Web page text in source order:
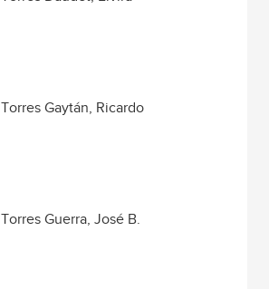
Torres Gaytán, Ricardo
Torres Guerra, José B.